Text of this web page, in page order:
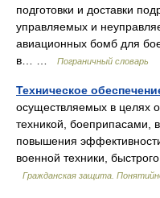
подготовки и доставки
управляемых и
авиационных бомб для
в… …
Пограничный словарь
Техническое
осуществляемых в целях
техникой, боеприпасами,
повышения
военной техники,
Гражданская защита.